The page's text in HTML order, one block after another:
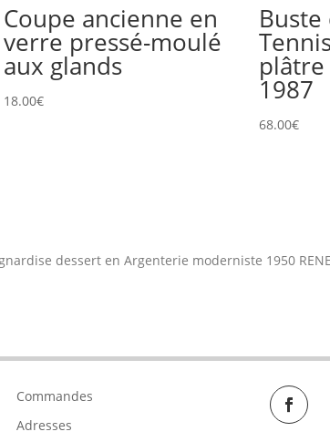
Coupe ancienne en
verre pressé-moulé
aux glands
18.00€
Buste
plâtre
1987
68.00€
dessert en Argenterie moderniste 1950
Commandes
Adresses